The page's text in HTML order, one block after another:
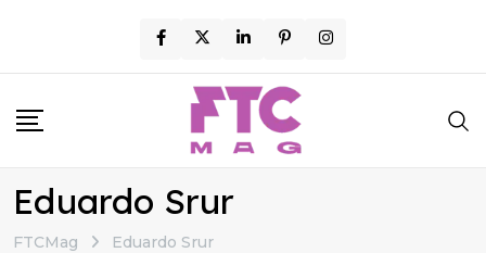
content
Eduardo Srur
FTCMag Eduardo Srur